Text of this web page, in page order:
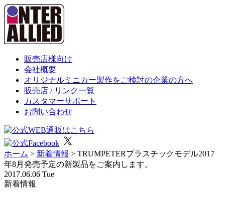
販売店様向け
会社概要
オリジナルミニカー製作をご検討の企業の方へ
販売店 / リンク一覧
カスタマーサポート
お問い合わせ
ホーム > 新着情報 > TRUMPETERプラスチックモデル2017
年8月発売予定の新製品をご案内します。
2017.06.06 Tue
新着情報